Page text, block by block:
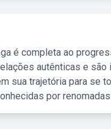
é completa ao
autênticas e
sua trajetória para se
por